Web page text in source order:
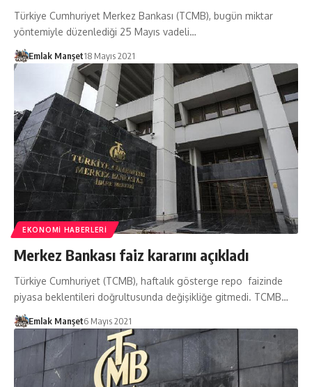
Türkiye Cumhuriyet Merkez Bankası (TCMB), bugün miktar
yöntemiyle düzenlediği 25 Mayıs vadeli…
Emlak Manşet18 Mayıs 2021
EKONOMI HABERLERI
Merkez Bankası faiz kararını açıkladı
Türkiye Cumhuriyet (TCMB), haftalık gösterge repo faizinde
piyasa beklentileri doğrultusunda değişikliğe gitmedi. TCMB…
Emlak Manşet6 Mayıs 2021